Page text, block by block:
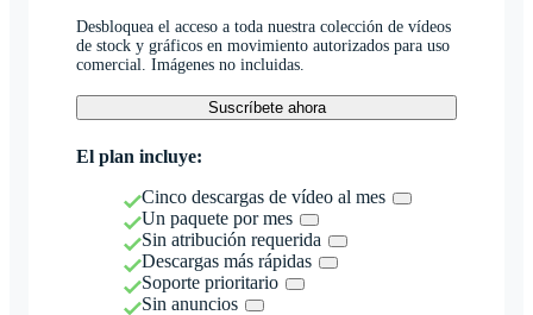
Desbloquea el acceso a toda nuestra colección de vídeos
de stock y gráficos en movimiento autorizados para uso
comercial. Imágenes no incluidas.
Suscríbete ahora
El plan incluye:
Cinco descargas de vídeo al mes
Un paquete por mes
Sin atribución requerida
Descargas más rápidas
Soporte prioritario
Sin anuncios